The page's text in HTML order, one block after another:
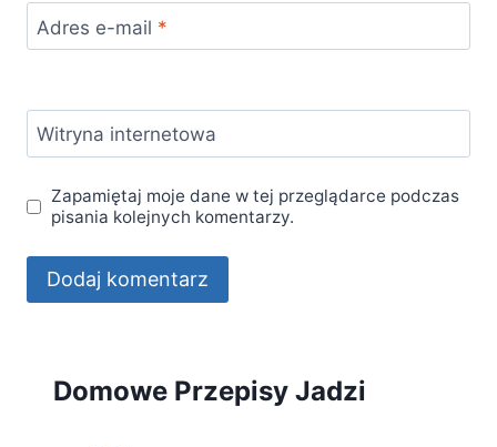
Adres e-mail *
Witryna internetowa
Zapamiętaj moje dane w tej przeglądarce podczas
pisania kolejnych komentarzy.
Domowe Przepisy Jadzi